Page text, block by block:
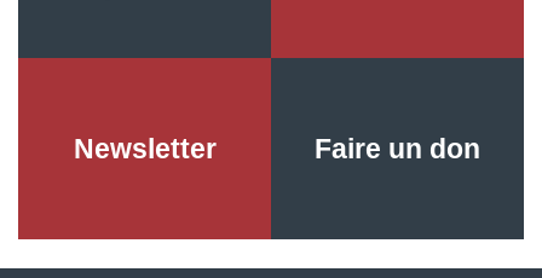
Newsletter Faire un don